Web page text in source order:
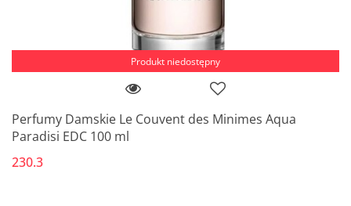
Produkt niedostępny
Perfumy Damskie Le Couvent des Minimes Aqua
Paradisi EDC 100 ml
230.3